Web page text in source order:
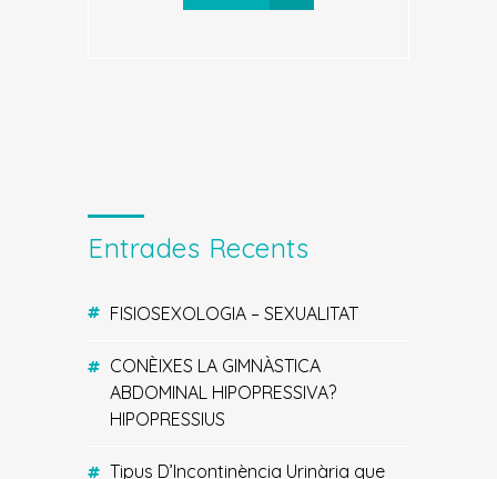
Entrades Recents
FISIOSEXOLOGIA – SEXUALITAT
CONÈIXES LA GIMNÀSTICA
ABDOMINAL HIPOPRESSIVA?
HIPOPRESSIUS
Tipus D’Incontinència Urinària que